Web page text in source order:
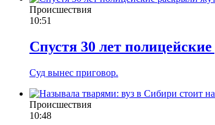
Происшествия
10:51
Спустя 30 лет
Суд вынес приговор.
Происшествия
10:48